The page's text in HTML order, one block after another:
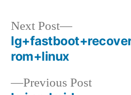
Post
navigation
Previous PostPrevious
Next Post
Next
post:
rom+linux